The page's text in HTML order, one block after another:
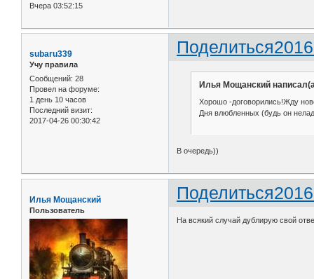
Вчера 03:52:15
Поделиться
subaru339
Учу правила
Сообщений: 28
Провел на форуме:
1 день 10 часов
Последний визит:
2017-04-26 00:30:42
Илья Мощанский
Хорошо -договорились!Жду
Дня влюбленных (будь он
В очередь))
Поделиться
Илья Мощанский
Пользователь
На всякий случай дублирую свой